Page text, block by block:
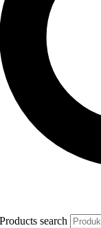
Products search